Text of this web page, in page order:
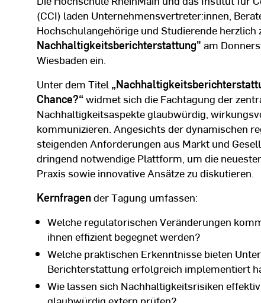
(CCI) laden Unternehmensvertreter:innen,
Hochschulangehörige und Studierende herzlich
Nachhaltigkeitsberichterstattung" am
Wiesbaden ein.
Unter dem Titel
Chance?“ widmet sich die Fachtagung der
Nachhaltigkeitsaspekte glaubwürdig,
kommunizieren. Angesichts der dynamischen
steigenden Anforderungen aus Markt und
dringend notwendige Plattform, um die
Praxis sowie innovative Ansätze zu diskutieren.
Kernfragender Tagung umfassen:
Welche regulatorischen Veränderungen
ihnen effizient begegnet werden?
Welche praktischen Erkenntnisse bieten
Berichterstattung erfolgreich implementiert
Wie lassen sich Nachhaltigkeitsrisiken